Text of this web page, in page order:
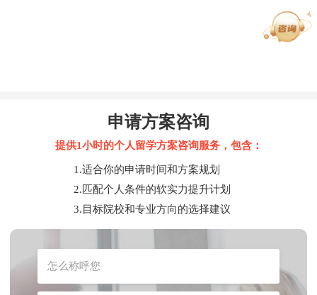
申请方案咨询
提供1小时的个人留学方案咨询服务，包含：
1.适合你的申请时间和方案规划
2.匹配个人条件的软实力提升计划
3.目标院校和专业方向的选择建议